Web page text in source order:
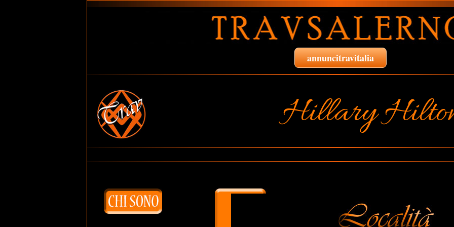
annuncitravitalia
Hillary